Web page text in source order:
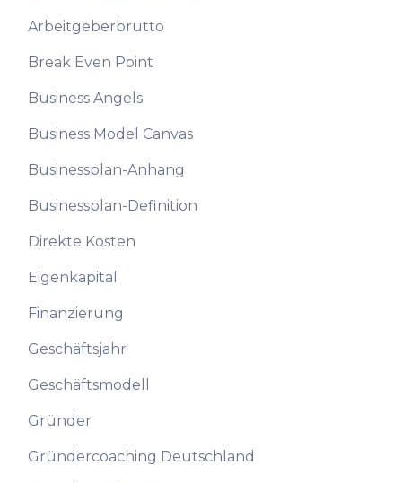
Arbeitgeberbrutto
Break Even Point
Business Angels
Business Model Canvas
Businessplan-Anhang
Businessplan-Definition
Direkte Kosten
Eigenkapital
Finanzierung
Geschäftsjahr
Geschäftsmodell
Gründer
Gründercoaching Deutschland